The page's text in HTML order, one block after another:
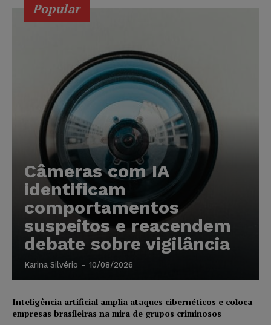
Popular
Câmeras com IA
identificam
comportamentos
suspeitos e reacendem
debate sobre vigilância
Karina Silvério - 10/08/2026
Inteligência artificial amplia ataques cibernéticos e coloca
empresas brasileiras na mira de grupos criminosos